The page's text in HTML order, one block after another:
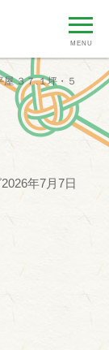
MENU
屋 ３７.１坪・５
2026年7月7日